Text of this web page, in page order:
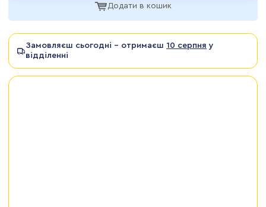
Додати в кошик
Замовляєш сьогодні - отримаєш 10 серпня у
відділенні